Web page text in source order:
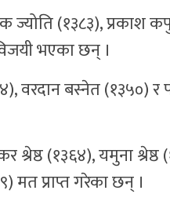
ज्योति (१३८३), प्रकाश
भएका छन् ।
वरदान बस्नेत (१३५०) र
श्रेष्ठ (१३६४), यमुना
मत प्राप्त गरेका छन् ।